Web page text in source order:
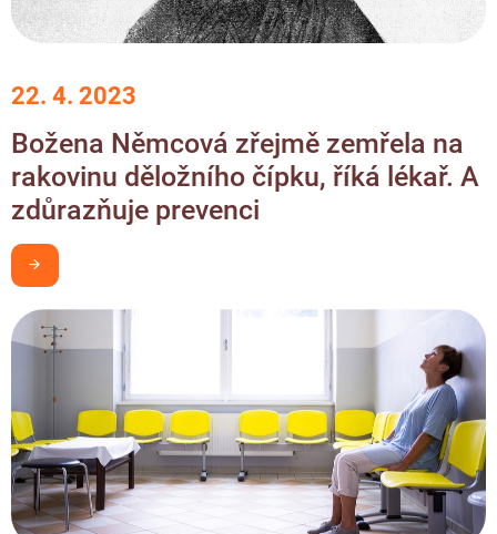
22. 4. 2023
Božena Němcová zřejmě zemřela na
rakovinu děložního čípku, říká lékař. A
zdůrazňuje prevenci